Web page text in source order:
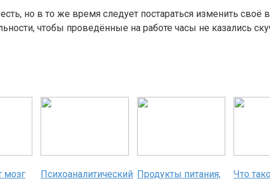
но в то же время следует постараться изменить
чтобы проведённые на работе часы не казались
мозг
Психоаналитический Продукты питания,
Что